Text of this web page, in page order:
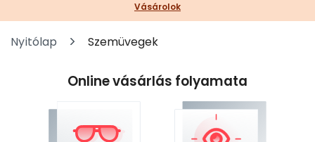
Vásárolok
Nyitólap Szemüvegek
Online vásárlás folyamata